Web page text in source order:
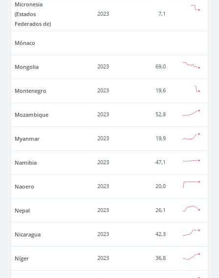
Micronesia
(Estados
Federados de)
2023 7,1
Mónaco
Mongolia 2023 69,0
Montenegro 2023 19,6
Mozambique 2023 52,8
Myanmar 2023 19,9
Namibia 2023 47,1
Naoero 2023 20,0
Nepal 2023 26,1
Nicaragua 2023 42,3
Níger 2023 36,8